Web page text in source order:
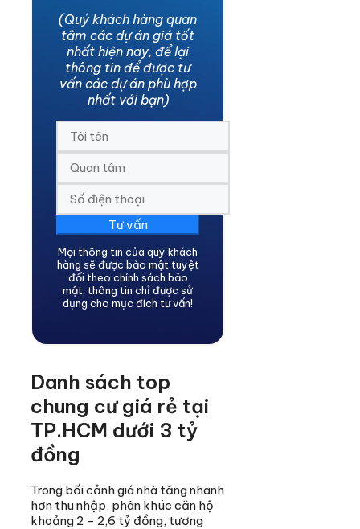
(Quý khách hàng quan
tâm các dự án giá tốt
nhất hiện nay, để lại
thông tin để được tư
vấn các dự án phù hợp
nhất với bạn)
Tư vấn
Mọi thông tin của quý khách
hàng sẽ được bảo mật tuyệt
đối theo chính sách bảo
mật, thông tin chỉ được sử
dụng cho mục đích tư vấn!
Danh sách top
chung cư giá rẻ tại
TP.HCM dưới 3 tỷ
đồng
Trong bối cảnh giá nhà tăng nhanh
hơn thu nhập, phân khúc căn hộ
khoảng 2 – 2,6 tỷ đồng, tương